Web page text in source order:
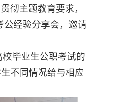
彻主题教育要求，
公经验分享会，邀请
毕业生公职考试的
不同情况给与相应